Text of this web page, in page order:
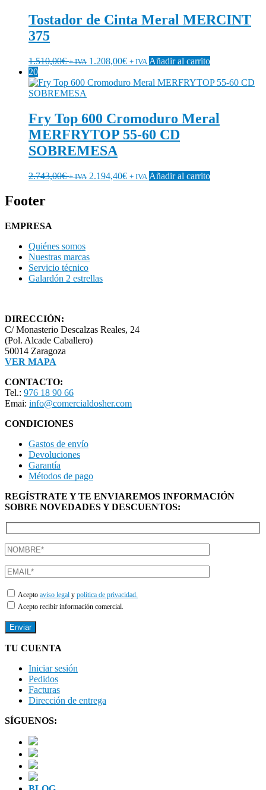
Tostador de Cinta Meral MERCINT
375
1.510,00€ + IVA 1.208,00€ + IVA Añadir al carrito
20
Fry Top 600 Cromoduro Meral
MERFRYTOP 55-60 CD
SOBREMESA
2.743,00€ + IVA 2.194,40€ + IVA Añadir al carrito
Footer
EMPRESA
Quiénes somos
Nuestras marcas
Servicio técnico
Galardón 2 estrellas
DIRECCIÓN:
C/ Monasterio Descalzas Reales, 24
(Pol. Alcade Caballero)
50014 Zaragoza
VER MAPA
CONTACTO:
Tel.: 976 18 90 66
Emai: info@comercialdosher.com
CONDICIONES
Gastos de envío
Devoluciones
Garantía
Métodos de pago
REGÍSTRATE Y TE ENVIAREMOS INFORMACIÓN
SOBRE NOVEDADES Y DESCUENTOS:
Acepto aviso legal y política de privacidad.
Acepto recibir información comercial.
TU CUENTA
Iniciar sesión
Pedidos
Facturas
Dirección de entrega
SÍGUENOS: